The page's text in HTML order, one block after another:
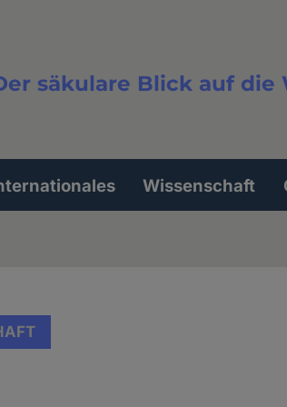
säkulare Blick auf die
Wissenschaft